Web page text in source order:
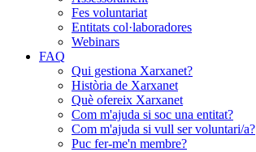
Fes voluntariat
Entitats col·laboradores
Webinars
FAQ
Qui gestiona Xarxanet?
Història de Xarxanet
Què ofereix Xarxanet
Com m'ajuda si soc una entitat?
Com m'ajuda si vull ser voluntari/a?
Puc fer-me'n membre?